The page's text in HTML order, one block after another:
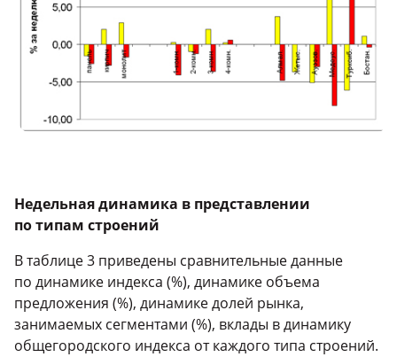
Недельная динамика в представлении
по типам строений
В таблице 3 приведены сравнительные данные
по динамике индекса (%), динамике объема
предложения (%), динамике долей рынка,
занимаемых сегментами (%), вклады в динамику
общегородского индекса от каждого типа строений.